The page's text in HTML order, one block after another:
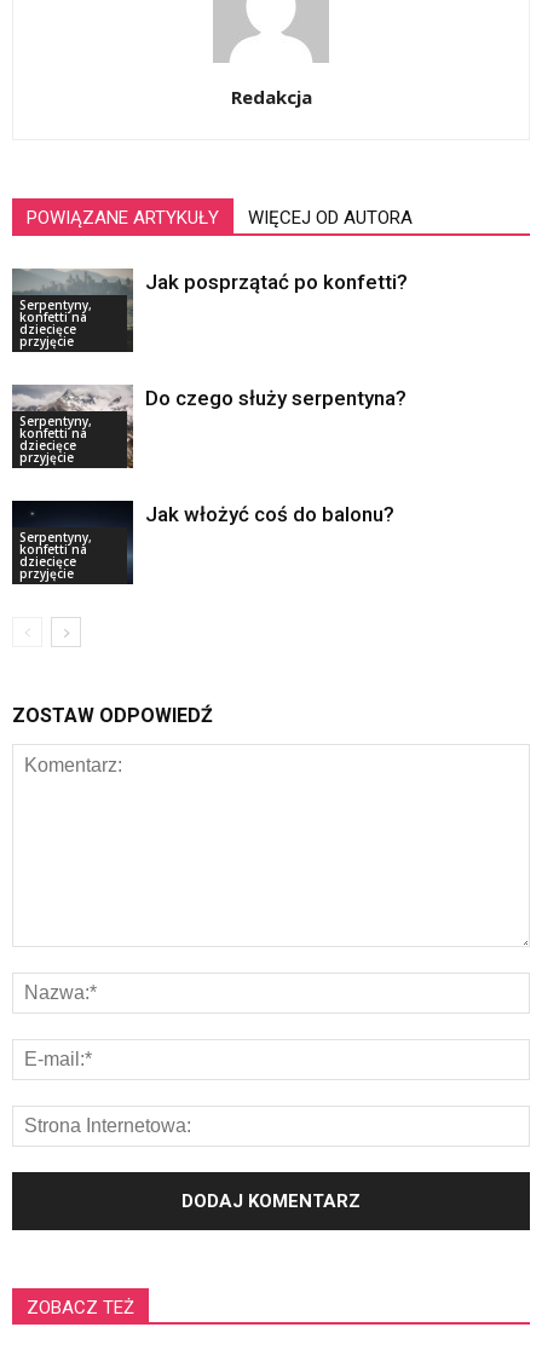
Redakcja
POWIĄZANE ARTYKUŁY WIĘCEJ OD AUTORA
Serpentyny,
konfetti na
dziecięce
przyjęcie
Jak posprzątać po konfetti?
Serpentyny,
konfetti na
dziecięce
przyjęcie
Do czego służy serpentyna?
Serpentyny,
konfetti na
dziecięce
przyjęcie
Jak włożyć coś do balonu?
ZOSTAW ODPOWIEDŹ
ZOBACZ TEŻ